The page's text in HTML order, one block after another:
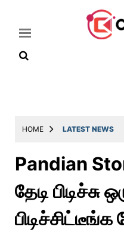
Latest
Throwback
Television
Reviews
Photos
HOME LATEST NEWS
Pandian
தேடி